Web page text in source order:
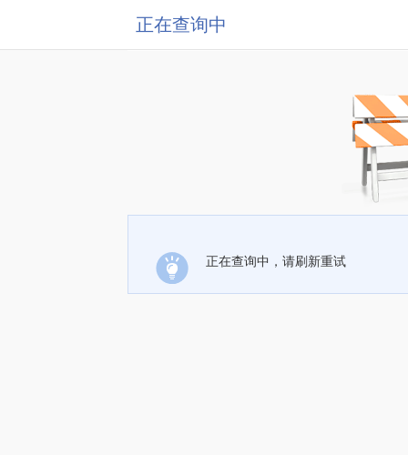
正在查询中
正在查询中，请刷新重试